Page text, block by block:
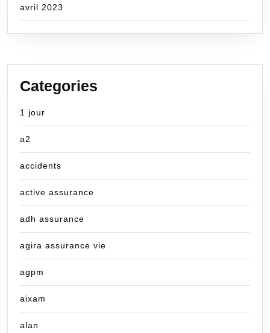
avril 2023
Categories
1 jour
a2
accidents
active assurance
adh assurance
agira assurance vie
agpm
aixam
alan